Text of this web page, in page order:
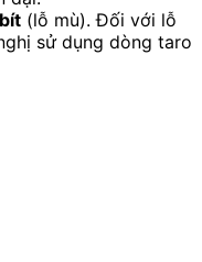
(lỗ mù). Đối với lỗ
sử dụng dòng taro